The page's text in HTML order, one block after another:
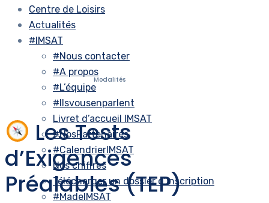
Centre de Loisirs
Actualités
#IMSAT
#Nous contacter
#A propos
#L’équipe
#Ilsvousenparlent
Livret d’accueil IMSAT
#NosPartenaires
#CalendrierIMSAT
Nos chiffres
Télécharger un dossier d’inscription
#MadeIMSAT
Modalités
Les Tests
d’Exigences
Préalables (TEP)